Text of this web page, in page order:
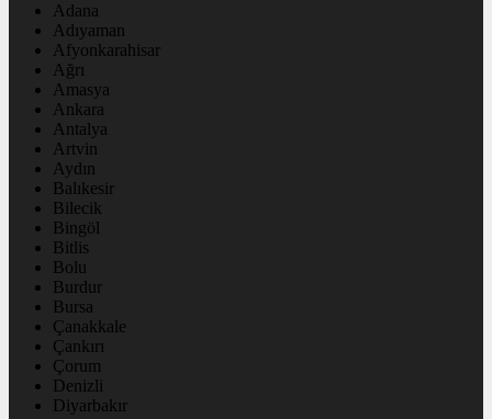
Adana
Adıyaman
Afyonkarahisar
Ağrı
Amasya
Ankara
Antalya
Artvin
Aydın
Balıkesir
Bilecik
Bingöl
Bitlis
Bolu
Burdur
Bursa
Çanakkale
Çankırı
Çorum
Denizli
Diyarbakır